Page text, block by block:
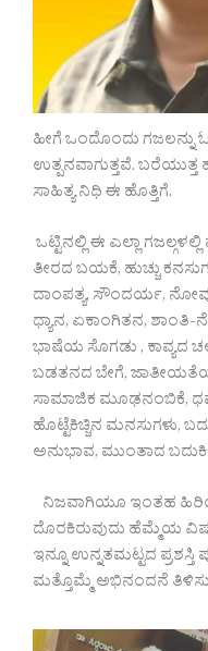
ಹೀಗೆ ಒಂದೊಂದು ಗಜಲನ್ನು
ಉತ್ಪನವಾಗುತ್ತವೆ.
ಸಾಹಿತ್ಯ ನಿಧಿ ಈ ಹೊತ್ತಿಗೆ.
ಒಟ್ಟಿನಲ್ಲಿ ಈ ಎಲ್ಲಾ
ತೀರದ ಬಯಕೆ, ಹುಚ್ಚು
ದಾಂಪತ್ಯ, ಸೌಂದರ್ಯ,
ಧ್ಯಾನ, ಏಕಾಂಗಿತನ,
ಭಾಷೆಯ ಸೊಗಡು , ಕಾವ್ಯದ
ಬಡತನದ ಬೇಗೆ,
ಸಾಮಾಜಿಕ ಮೂಢನಂಬಿಕೆ,
ಹೊಟ್ಟೆಕಿಚ್ಚಿನ ಮನಸುಗಳು,
ಅನುಭಾವ, ಮುಂತಾದ
‌ನಿಜವಾಗಿಯೂ ಇಂತಹ
ದೊರಕಿರುವುದು ಹೆಮ್ಮೆಯ
ಇನ್ನೂ ಉನ್ನತಮಟ್ಟದ ಪ್ರಶಸ್ತಿ
ಮತ್ತೊಮ್ಮೆ ಅಭಿನಂದನೆ